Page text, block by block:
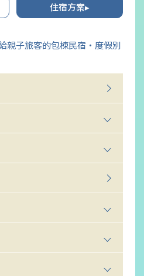
住宿方案▸
親子旅客的包棟民宿・度假別